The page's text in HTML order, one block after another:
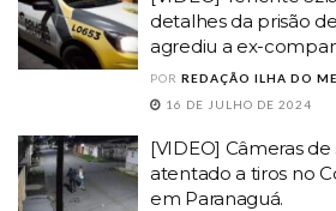
detalhes da prisão
agrediu a ex-
POR REDAÇÃO ILHA DO
16 DE JULHO DE 2024
[VIDEO] Câmeras
atentado a tiros no
em Paranaguá.